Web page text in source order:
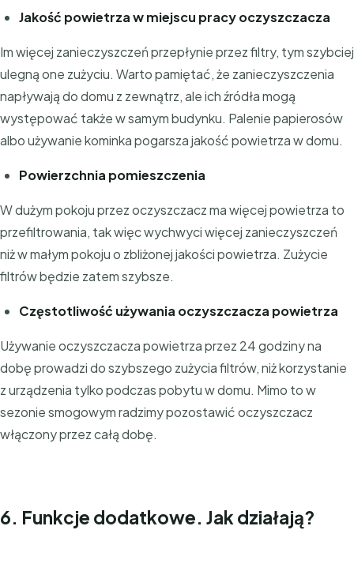
Jakość powietrza w miejscu pracy oczyszczacza
Im więcej zanieczyszczeń przepłynie przez filtry, tym szybciej
ulegną one zużyciu. Warto pamiętać, że zanieczyszczenia
napływają do domu z zewnątrz, ale ich źródła mogą
występować także w samym budynku. Palenie papierosów
albo używanie kominka pogarsza jakość powietrza w domu.
Powierzchnia pomieszczenia
W dużym pokoju przez oczyszczacz ma więcej powietrza to
przefiltrowania, tak więc wychwyci więcej zanieczyszczeń
niż w małym pokoju o zbliżonej jakości powietrza. Zużycie
filtrów będzie zatem szybsze.
Częstotliwość używania oczyszczacza powietrza
Używanie oczyszczacza powietrza przez 24 godziny na
dobę prowadzi do szybszego zużycia filtrów, niż korzystanie
z urządzenia tylko podczas pobytu w domu. Mimo to w
sezonie smogowym radzimy pozostawić oczyszczacz
włączony przez całą dobę.
6. Funkcje dodatkowe. Jak działają?